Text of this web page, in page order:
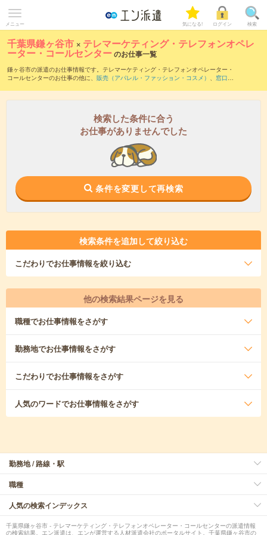
メニュー 気になる! ログイン 検索
千葉県鎌ヶ谷市 × テレマーケティング・テレフォンオペレ
ーター・コールセンターのお仕事一覧
鎌ヶ谷市の派遣のお仕事情報です。テレマーケティング・テレフォンオペレーター・
コールセンターのお仕事の他に、 販売（アパレル・ファッション・コスメ） 、 窓口・
でいただけます。職種辞典：テレマーケティング・テレフォンオペレーター・コール
検索した条件に合う
お仕事がありませんでした
条件を変更して再検索
検索条件を追加して絞り込む
こだわりでお仕事情報を絞り込む
他の検索結果ページを見る
職種でお仕事情報をさがす
勤務地でお仕事情報をさがす
こだわりでお仕事情報をさがす
人気のワードでお仕事情報をさがす
勤務地 / 路線・駅
職種
人気の検索インデックス
千葉県鎌ヶ谷市 - テレマーケティング・テレフォンオペレーター・コールセンターの派遣情報
の検索結果。エン派遣は、エンが運営する人材派遣会社のポータルサイト。千葉県鎌ヶ谷市の